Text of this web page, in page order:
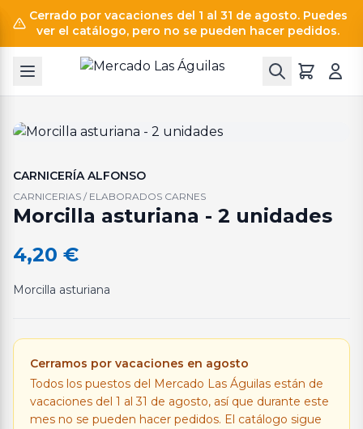
Cerrado por vacaciones del 1 al 31 de agosto. Puedes
ver el catálogo, pero no se pueden hacer pedidos.
CARNICERÍA ALFONSO
CARNICERIAS / ELABORADOS CARNES
Morcilla asturiana - 2 unidades
4,20 €
Morcilla asturiana
Cerramos por vacaciones en agosto
Todos los puestos del Mercado Las Águilas están de
vacaciones del 1 al 31 de agosto, así que durante este
mes no se pueden hacer pedidos. El catálogo sigue